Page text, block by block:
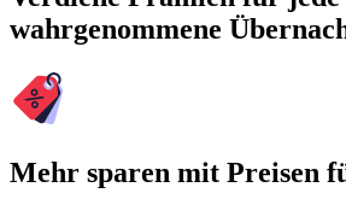
wahrgenommene
Mehr sparen mit Preisen